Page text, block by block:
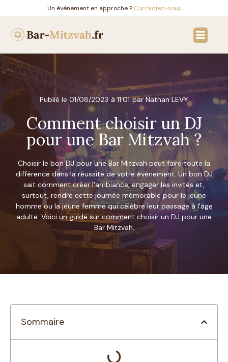
Un évènement en approche ? Contactez-nous
Publié le 01/08/2023 à11:01 par Nathan LEVY
Comment choisir un DJ
pour une Bar Mitzvah ?
Choisir le bon DJ pour une Bar Mitzvah peut faire toute la
différence dans la réussite de votre événement. Un bon DJ
sait comment créer l'ambiance, engager les invités et,
surtout, rendre cette journée mémorable pour le jeune
homme ou la jeune femme qui célèbre leur passage à l'âge
adulte. Voici un guide sur comment choisir un DJ pour une
Bar Mitzvah.
Sommaire